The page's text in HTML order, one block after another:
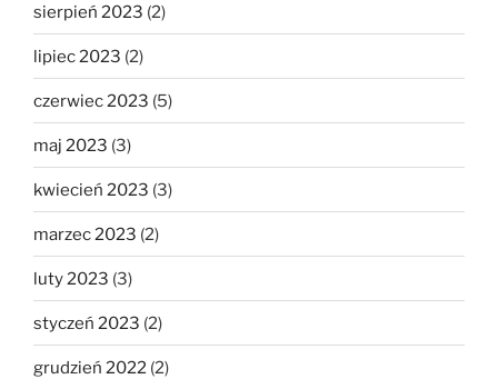
sierpień 2023 (2)
lipiec 2023 (2)
czerwiec 2023 (5)
maj 2023 (3)
kwiecień 2023 (3)
marzec 2023 (2)
luty 2023 (3)
styczeń 2023 (2)
grudzień 2022 (2)